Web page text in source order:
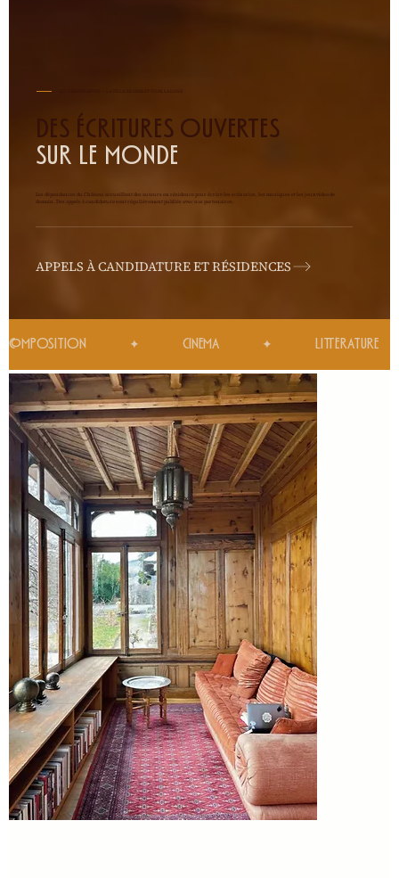
DES ÉCRITURES OUVERTES
SUR LE MONDE
Les dépendances du Château accueillent des auteurs en résidence pour écrire les scénarios, les musiques et les jeux video de
demain. Des appels à candidature sont régulièrement publiés avec nos partenaires.
APPELS À CANDIDATURE ET RÉSIDENCES
COMPOSITION            ✦            CINEMA            ✦